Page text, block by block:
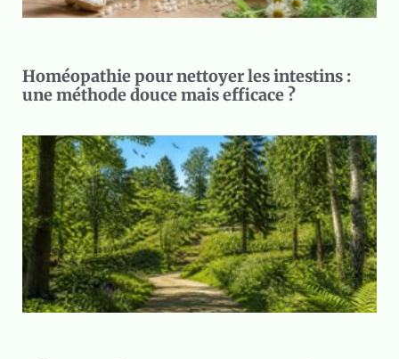
Homéopathie pour nettoyer les intestins :
une méthode douce mais efficace ?